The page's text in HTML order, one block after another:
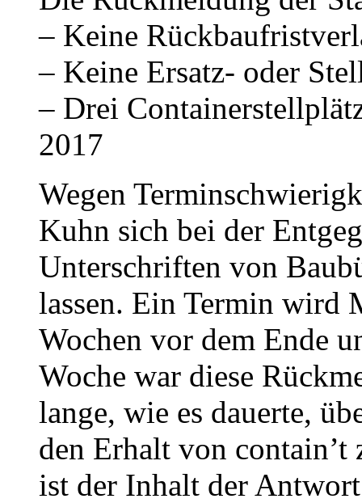
– Keine
– Keine Ersatz- oder
– Drei
2017
Wegen
Kuhn sich bei der
Unterschriften von
lassen. Ein Termin wird
Wochen vor dem Ende
Woche war diese
lange, wie es dauerte,
den Erhalt von
ist der Inhalt der